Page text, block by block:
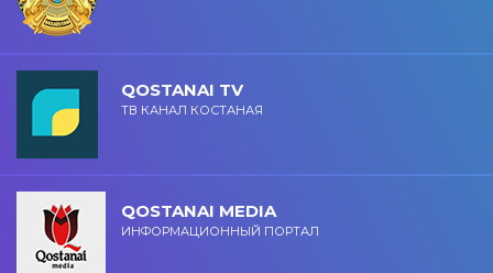
QOSTANAI TV
ТВ КАНАЛ КОСТАНАЯ
QOSTANAI MEDIA
ИНФОРМАЦИОННЫЙ ПОРТАЛ